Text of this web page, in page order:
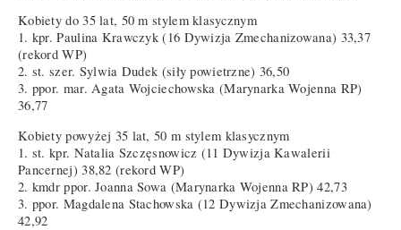
Kobiety do 35 lat, 50 m stylem klasycznym
1. kpr. Paulina Krawczyk (16 Dywizja Zmechanizowana) 33,37
(rekord WP)
2. st. szer. Sylwia Dudek (siły powietrzne) 36,50
3. ppor. mar. Agata Wojciechowska (Marynarka Wojenna RP)
36,77
Kobiety powyżej 35 lat, 50 m stylem klasycznym
1. st. kpr. Natalia Szczęsnowicz (11 Dywizja Kawalerii
Pancernej) 38,82 (rekord WP)
2. kmdr ppor. Joanna Sowa (Marynarka Wojenna RP) 42,73
3. ppor. Magdalena Stachowska (12 Dywizja Zmechanizowana)
42,92